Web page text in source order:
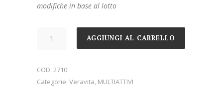
modifiche in base al lotto
AGGIUNGI AL CARRELLO
COD: 2710
Categorie: Veravita, MULTIATTIVI